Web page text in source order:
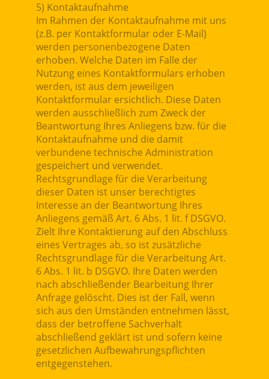
5) Kontaktaufnahme
Im Rahmen der Kontaktaufnahme mit uns
(z.B. per Kontaktformular oder E-Mail)
werden personenbezogene Daten
erhoben. Welche Daten im Falle der
Nutzung eines Kontaktformulars erhoben
werden, ist aus dem jeweiligen
Kontaktformular ersichtlich. Diese Daten
werden ausschließlich zum Zweck der
Beantwortung Ihres Anliegens bzw. für die
Kontaktaufnahme und die damit
verbundene technische Administration
gespeichert und verwendet.
Rechtsgrundlage für die Verarbeitung
dieser Daten ist unser berechtigtes
Interesse an der Beantwortung Ihres
Anliegens gemäß Art. 6 Abs. 1 lit. f DSGVO.
Zielt Ihre Kontaktierung auf den Abschluss
eines Vertrages ab, so ist zusätzliche
Rechtsgrundlage für die Verarbeitung Art.
6 Abs. 1 lit. b DSGVO. Ihre Daten werden
nach abschließender Bearbeitung Ihrer
Anfrage gelöscht. Dies ist der Fall, wenn
sich aus den Umständen entnehmen lässt,
dass der betroffene Sachverhalt
abschließend geklärt ist und sofern keine
gesetzlichen Aufbewahrungspflichten
entgegenstehen.